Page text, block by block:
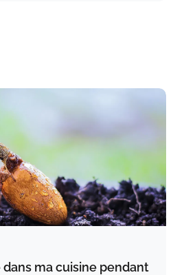
ma cuisine pendant